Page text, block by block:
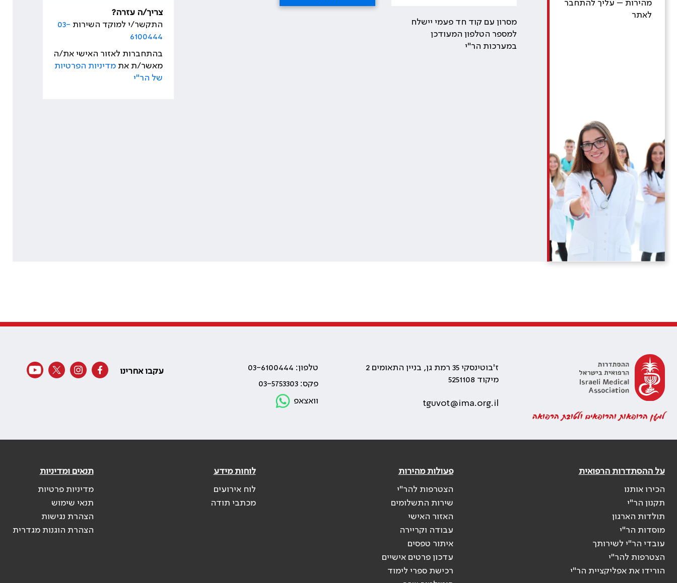
מהירות – עליך להתחבר
לאתר
מסרון עם קוד חד פעמי יישלח
למספר הטלפון המעודכן
במערכות הר"י
צריך/ה עזרה?
התקשר/י למוקד השירות 03-
6100444
בהתחברות לאזור האישי את/ה
מאשר/ת אתמדיניות הפרטיות
של הר"י
למען הרופאות והרופאים ולטובת הרפואה
ז'בוטינסקי 35 רמת גן, בניין התאומים 2
מיקוד 5251108
tguvot@ima.org.il
טלפון: 03-6100444
פקס: 03-5753303
וואצאפ
עקבו אחרינו
על ההסתדרות הרפואית
הכירו אותנו
תקנון הר"י
תולדות הארגון
מוסדות הר"י
עובדי הר"י לשירותך
הצטרפות להר"י
הורידו את אפליקציית הר"י
פעולות מהירות
הצטרפות להר"י
שירות התשלומים
האזור האישי
עבודה וקריירה
איתור טפסים
עדכון פרטים אישיים
רכישת ספרי לימוד
לוחות מידע
לוח אירועים
מכתבי תודה
תנאים ומדיניות
מדיניות פרטיות
תנאי שימוש
הצהרת נגישות
הצהרת הוגנות מגדרית